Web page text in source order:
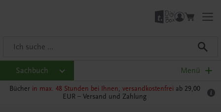
Sachbuch Menü
Bücher in max. 48 Stunden bei Ihnen, versandkostenfrei ab 29,00
EUR – Versand und Zahlung